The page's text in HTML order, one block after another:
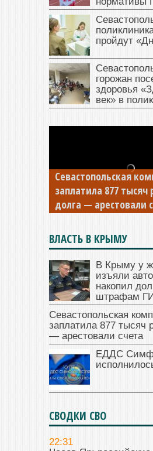
пройдут
горожан
здоровья
век» в
Севастопольская
заплатила 877 тысяч
долга — арестовали
ВЛАСТЬ В КРЫМУ
В Крыму у
изъяли
накопил
штрафам
Севастопольская
заплатила 877 тысяч
— арестовали счета
ЕДДС
СВОДКИ СВО
22:31